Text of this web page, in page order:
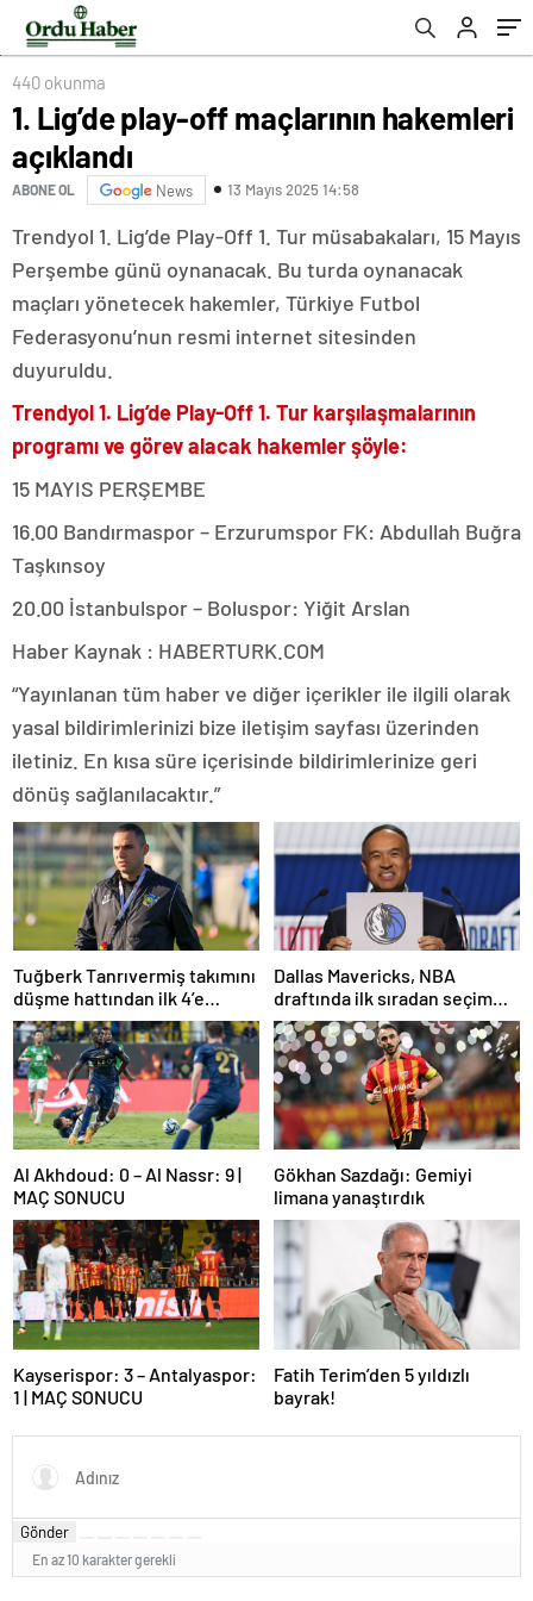
440 okunma
1. Lig’de play-off maçlarının hakemleri
açıklandı
ABONE OL News 13 Mayıs 2025 14:58
Trendyol 1. Lig’de Play-Off 1. Tur müsabakaları, 15 Mayıs
Perşembe günü oynanacak. Bu turda oynanacak
maçları yönetecek hakemler, Türkiye Futbol
Federasyonu’nun resmi internet sitesinden
duyuruldu.
Trendyol 1. Lig’de Play-Off 1. Tur karşılaşmalarının
programı ve görev alacak hakemler şöyle:
15 MAYIS PERŞEMBE
16.00 Bandırmaspor – Erzurumspor FK: Abdullah Buğra
Taşkınsoy
20.00 İstanbulspor – Boluspor: Yiğit Arslan
Haber Kaynak : HABERTURK.COM
“Yayınlanan tüm haber ve diğer içerikler ile ilgili olarak
yasal bildirimlerinizi bize iletişim sayfası üzerinden
iletiniz. En kısa süre içerisinde bildirimlerinize geri
dönüş sağlanılacaktır.”
Tuğberk Tanrıvermiş takımını
düşme hattından ilk 4’e
yükseltti
Dallas Mavericks, NBA
draftında ilk sıradan seçim
yapacak!
Al Akhdoud: 0 – Al Nassr: 9 |
MAÇ SONUCU
Gökhan Sazdağı: Gemiyi
limana yanaştırdık
Kayserispor: 3 – Antalyaspor:
1 | MAÇ SONUCU
Fatih Terim’den 5 yıldızlı
bayrak!
Gönder
En az 10 karakter gerekli